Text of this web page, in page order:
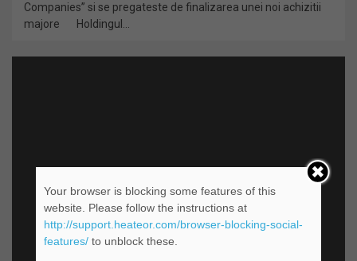
Companies” si se pregateste de finalizarea unei noi achizitii
majore Holdingul...
Your browser is blocking some features of this
website. Please follow the instructions at
http://support.heateor.com/browser-blocking-social-
features/to unblock these.